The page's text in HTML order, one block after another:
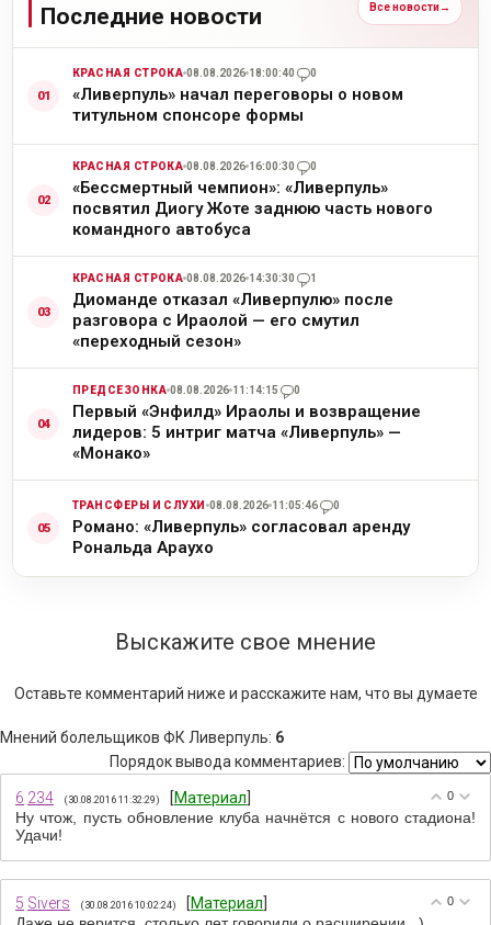
Последние новости Все новости→
КРАСНАЯ СТРОКА 08.08.2026 18:00:40 0
«Ливерпуль» начал переговоры о новом
титульном спонсоре формы
КРАСНАЯ СТРОКА 08.08.2026 16:00:30 0
«Бессмертный чемпион»: «Ливерпуль»
посвятил Диогу Жоте заднюю часть нового
командного автобуса
КРАСНАЯ СТРОКА 08.08.2026 14:30:30 1
Диоманде отказал «Ливерпулю» после
разговора с Ираолой — его смутил
«переходный сезон»
ПРЕДСЕЗОНКА 08.08.2026 11:14:15 0
Первый «Энфилд» Ираолы и возвращение
лидеров: 5 интриг матча «Ливерпуль» —
«Монако»
ТРАНСФЕРЫ И СЛУХИ 08.08.2026 11:05:46 0
Романо: «Ливерпуль» согласовал аренду
Рональда Араухо
Выскажите свое мнение
Оставьте комментарий ниже и расскажите нам, что вы думаете
Мнений болельщиков ФК Ливерпуль: 6
Порядок вывода комментариев:
0
6 234 (30.08.2016 11:32:29) [Материал
Ну чтож, пусть обновление клуба начнётся с нового стадиона!
Удачи!
0
5 Sivers (30.08.2016 10:02:24) [Материал